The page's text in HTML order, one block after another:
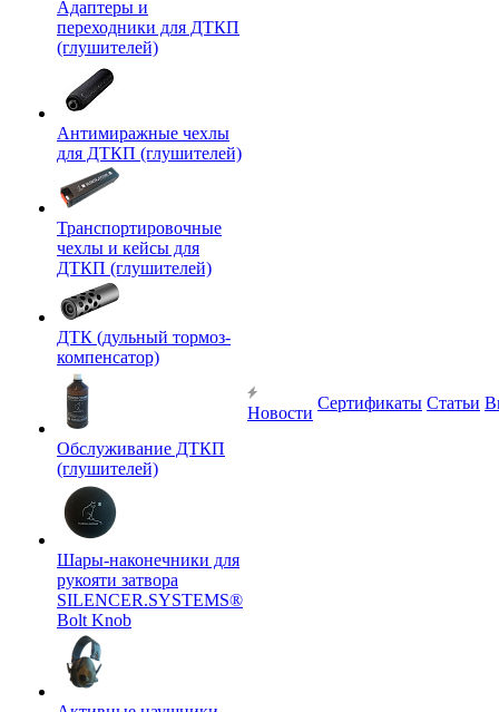
Адаптеры и
переходники для ДТКП
(глушителей)
Антимиражные чехлы
для ДТКП (глушителей)
Транспортировочные
чехлы и кейсы для
ДТКП (глушителей)
ДТК (дульный тормоз-
компенсатор)
Обслуживание ДТКП
(глушителей)
Шары-наконечники для
рукояти затвора
SILENCER.SYSTEMS®
Bolt Knob
Новости
Сертификаты Статьи